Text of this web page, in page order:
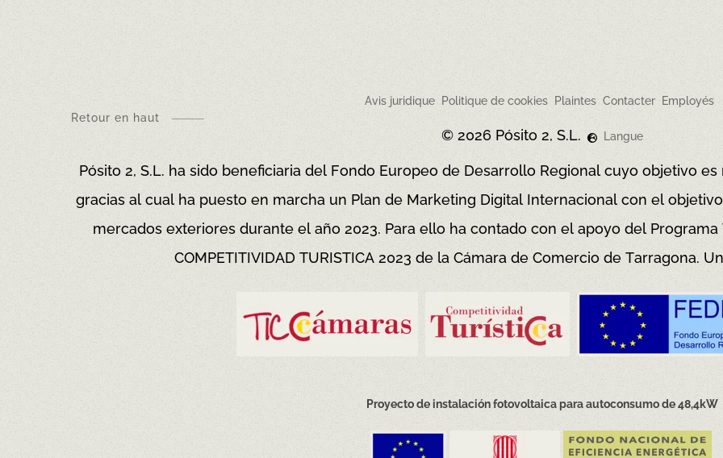
Retour en haut
Avis juridique Politique de cookies Plaintes Contacter Employés
© 2026 Pósito 2, S.L. Langue
Pósito 2, S.L. ha sido beneficiaria del Fondo Europeo de Desarrollo Regional cuyo objetivo
gracias al cual ha puesto en marcha un Plan de Marketing Digital Internacional con el
mercados exteriores durante el año 2023. Para ello ha contado con el apoyo del Programa
COMPETITIVIDAD TURISTICA 2023 de la Cámara de Comercio de Tarragona.
Proyecto de instalación fotovoltaicapara autoconsumo de 48,4kW